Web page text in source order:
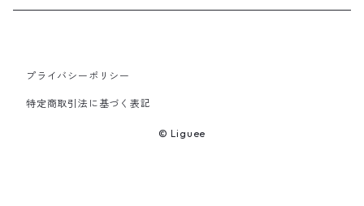
スウェット / パーカー
ちっちゃく踊る白い花
Past, Present and Future "アタミ"
プライバシーポリシー
特定商取引法に基づく表記
© Liguee